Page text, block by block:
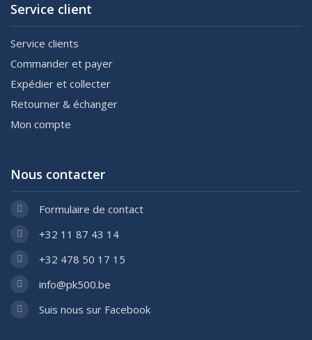
Service client
Service clients
Commander et payer
Expédier et collecter
Retourner & échanger
Mon compte
Nous contacter
Formulaire de contact
+32 11 87 43 14
+32 478 50 17 15
info@pk500.be
Suis nous sur Facebook